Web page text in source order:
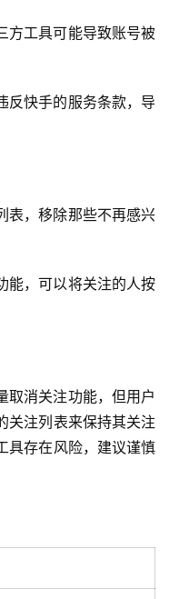
方工具可能导致账号被
反快手的服务条款，导
表，移除那些不再感兴
能，可以将关注的人按
取消关注功能，但用户
关注列表来保持其关注
具存在风险，建议谨慎